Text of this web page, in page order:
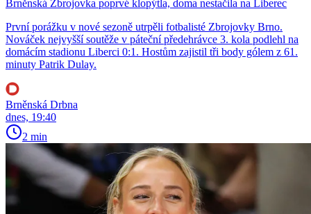
Brněnská Zbrojovka poprvé klopýtla, doma nestačila na Liberec
První porážku v nové sezoně utrpěli fotbalisté Zbrojovky Brno.
Nováček nejvyšší soutěže v páteční předehrávce 3. kola podlehl na
domácím stadionu Liberci 0:1. Hostům zajistil tři body gólem z 61.
minuty Patrik Dulay.
Brněnská Drbna
dnes, 19:40
2 min